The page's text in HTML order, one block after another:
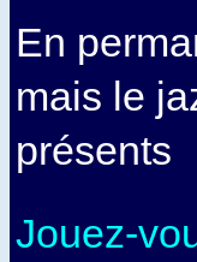
En
mais le
présents
Jouez-